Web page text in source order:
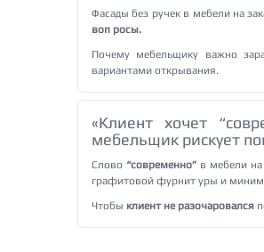
Фасады без ручек в мебели на
вопросы.
Почему мебельщику важно
вариантами открывания.
«Клиент хочет
мебельщик рискует
Слово“современно” в мебели
графитовой фурнитуры и
Чтобы клиент не разочаровался